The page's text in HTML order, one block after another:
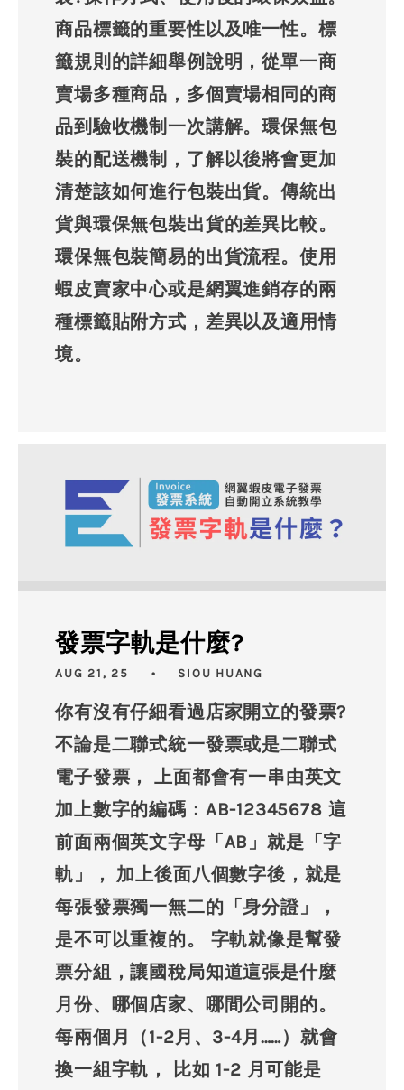
商品標籤的重要性以及唯一性。標
籤規則的詳細舉例說明，從單一商
賣場多種商品，多個賣場相同的商
品到驗收機制一次講解。環保無包
裝的配送機制，了解以後將會更加
清楚該如何進行包裝出貨。傳統出
貨與環保無包裝出貨的差異比較。
環保無包裝簡易的出貨流程。使用
蝦皮賣家中心或是網翼進銷存的兩
種標籤貼附方式，差異以及適用情
境。
發票字軌是什麼?
AUG 21, 25 SIOU HUANG
你有沒有仔細看過店家開立的發票?
不論是二聯式統一發票或是二聯式
電子發票， 上面都會有一串由英文
加上數字的編碼：AB-12345678 這
前面兩個英文字母「AB」就是「字
軌」， 加上後面八個數字後，就是
每張發票獨一無二的「身分證」，
是不可以重複的。 字軌就像是幫發
票分組，讓國稅局知道這張是什麼
月份、哪個店家、哪間公司開的。
每兩個月（1-2月、3-4月……）就會
換一組字軌， 比如 1-2 月可能是